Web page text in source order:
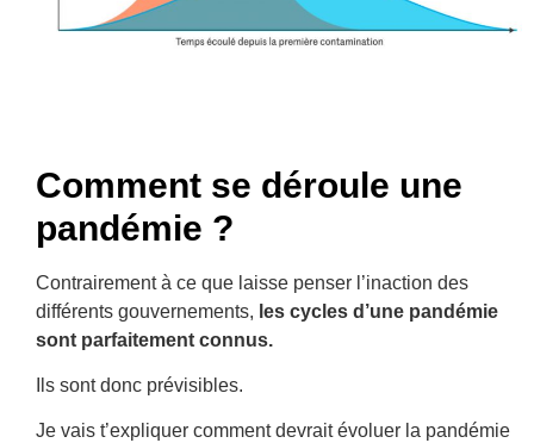
Comment se déroule une
pandémie ?
Contrairement à ce que laisse penser l’inaction des
différents gouvernements, les cycles d’une pandémie
sont parfaitement connus.
Ils sont donc prévisibles.
Je vais t’expliquer comment devrait évoluer la pandémie